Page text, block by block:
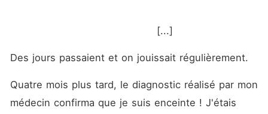
                                         [...]
Des jours passaient et on jouissait régulièrement.
Quatre mois plus tard, le diagnostic réalisé par mon
médecin confirma que je suis enceinte ! J'étais